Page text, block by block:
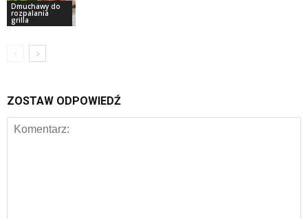
Dmuchawy do
rozpalania
grilla
ZOSTAW ODPOWIEDŹ